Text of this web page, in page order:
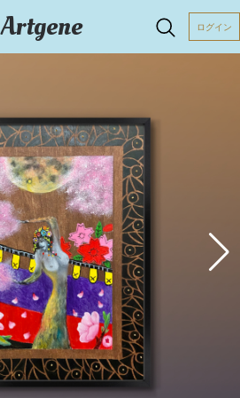
Artgene ログイン